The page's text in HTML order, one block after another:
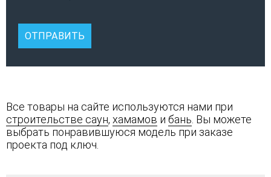
Все товары на сайте используются нами при
строительстве саун, хамамов и бань . Вы можете
выбрать понравившуюся модель при заказе
проекта под ключ.